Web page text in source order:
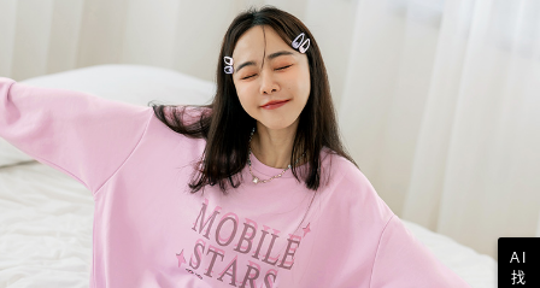
AI
找